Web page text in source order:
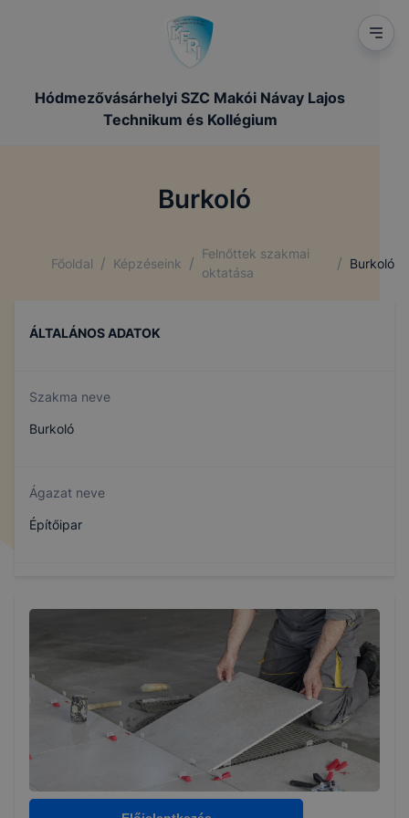
Hódmezővásárhelyi SZC Makói Návay Lajos
Technikum és Kollégium
Burkoló
Főoldal / Képzéseink /
Felnőttek szakmai
oktatása
/ Burkoló
ÁLTALÁNOS ADATOK
Szakma neve
Burkoló
Ágazat neve
Építőipar
Képzés időtartama
Választható szakmairányok:
Nem válaszható